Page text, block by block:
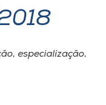
especialização,